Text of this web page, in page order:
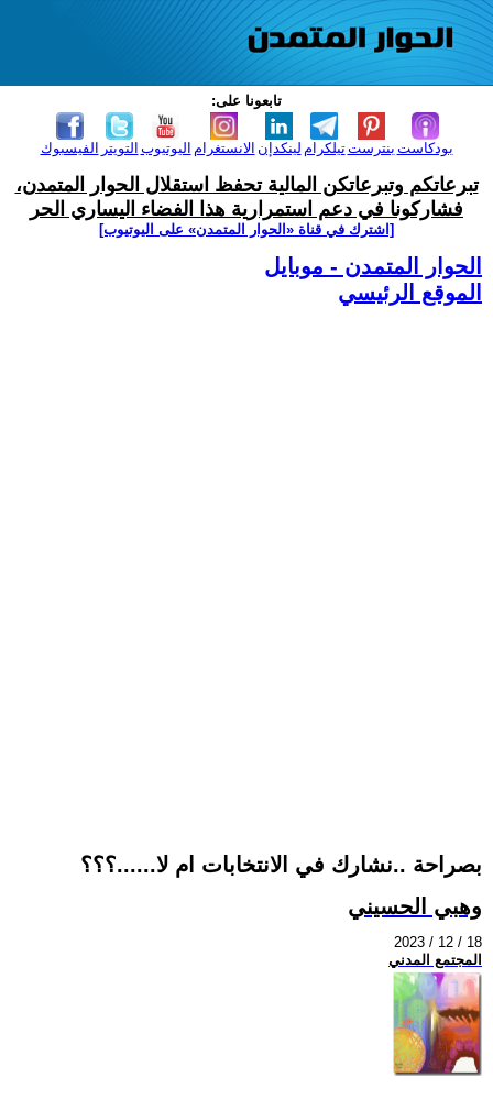
تابعونا على:
الفيسبوك التويتر اليوتيوب الانستغرام لينكدإن تيلكرامبنترست بودكاست
تبرعاتكم وتبرعاتكن المالية تحفظ استقلال الحوار المتمدن،
فشاركونا في دعم استمرارية هذا الفضاء اليساري الحر
[اشترك في قناة ‫«الحوار المتمدن» على اليوتيوب]
الحوار المتمدن - موبايل
الموقع الرئيسي
بصراحة ..نشارك في الانتخابات ام لا......؟؟؟
وهبي الحسيني
2023 / 12 / 18
المجتمع المدني